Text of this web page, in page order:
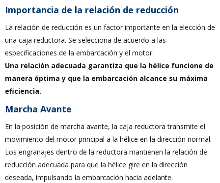
Importancia de la relación de reducción
La relación de reducción es un factor importante en la elección de
una caja reductora. Se selecciona de acuerdo a las
especificaciones de la embarcación y el motor.
Una relación adecuada garantiza que la hélice funcione de
manera óptima y que la embarcación alcance su máxima
eficiencia.
Marcha Avante
En la posición de marcha avante, la caja reductora transmite el
movimiento del motor principal a la hélice en la dirección normal.
Los engranajes dentro de la reductora mantienen la relación de
reducción adecuada para que la hélice gire en la dirección
deseada, impulsando la embarcación hacia adelante.